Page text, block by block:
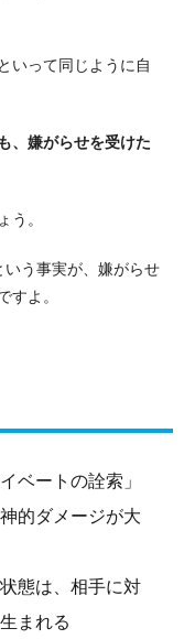
いって同じように自
、嫌がらせを受けた
う。
う事実が、嫌がらせ
すよ。
ベートの詮索」
的ダメージが大
態は、相手に対
まれる